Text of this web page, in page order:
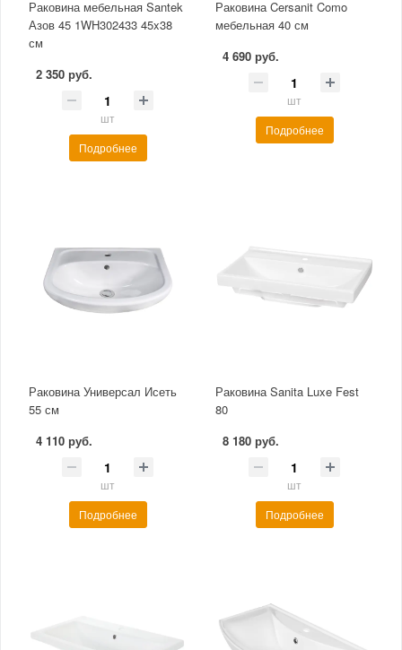
Раковина мебельная Santek
Азов 45 1WH302433 45x38
см
2 350 руб.
шт
Подробнее
Раковина Cersanit Como
мебельная 40 см
4 690 руб.
шт
Подробнее
Раковина Универсал Исеть
55 см
4 110 руб.
шт
Подробнее
Раковина Sanita Luxe Fest
80
8 180 руб.
шт
Подробнее